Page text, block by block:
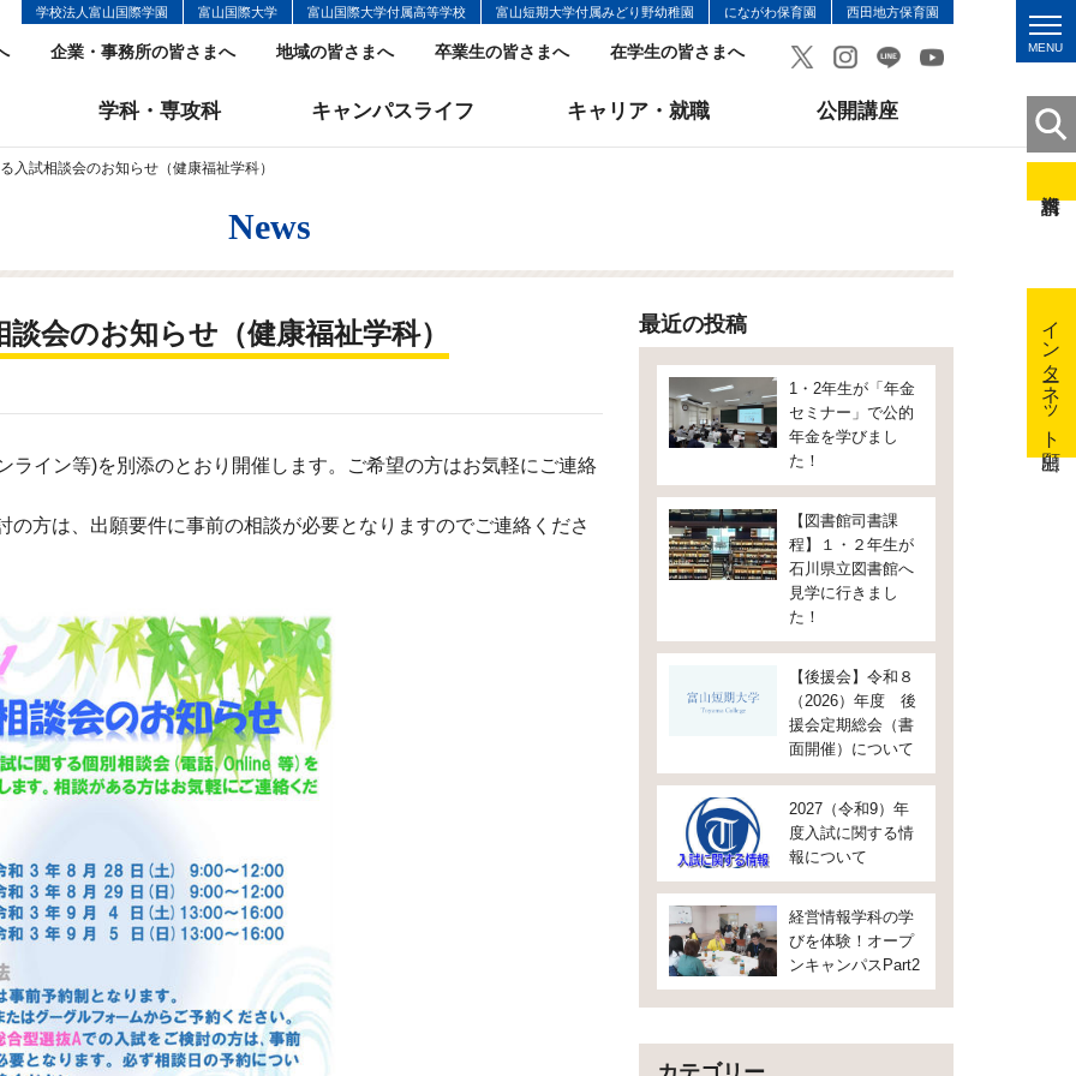
学校法人富山国際学園 富山国際大学 富山国際大学付属高等学校 富山短期大学付属みどり野幼稚園 にながわ保育園 西田地方保育園
企業・事務所の皆さまへ 地域の皆さまへ 卒業生の皆さまへ 在学生の皆さまへ MENU
学科・専攻科 キャンパスライフ キャリア・就職 公開講座
インターネット出願
入試相談会のお知らせ（健康福祉学科）
News
会のお知らせ（健康福祉学科）
ライン等)を別添のとおり開催します。ご希望の方はお気軽にご連絡
の方は、出願要件に事前の相談が必要となりますのでご連絡くださ
最近の投稿
1・2年生が「年金
セミナー」で公的
年金を学びまし
た！
【図書館司書課
程】１・２年生が
石川県立図書館へ
見学に行きまし
た！
【後援会】令和８
（2026）年度 後
援会定期総会（書
面開催）について
2027（令和9）年
度入試に関する情
報について
経営情報学科の学
びを体験！オープ
ンキャンパスPart2